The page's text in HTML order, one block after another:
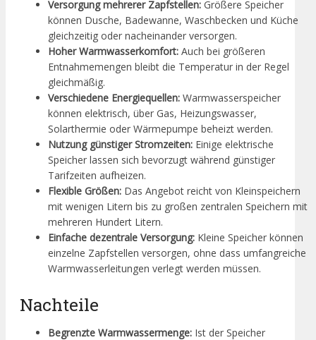
Versorgung mehrerer Zapfstellen: Größere Speicher
können Dusche, Badewanne, Waschbecken und Küche
gleichzeitig oder nacheinander versorgen.
Hoher Warmwasserkomfort: Auch bei größeren
Entnahmemengen bleibt die Temperatur in der Regel
gleichmäßig.
Verschiedene Energiequellen: Warmwasserspeicher
können elektrisch, über Gas, Heizungswasser,
Solarthermie oder Wärmepumpe beheizt werden.
Nutzung günstiger Stromzeiten: Einige elektrische
Speicher lassen sich bevorzugt während günstiger
Tarifzeiten aufheizen.
Flexible Größen: Das Angebot reicht von Kleinspeichern
mit wenigen Litern bis zu großen zentralen Speichern mit
mehreren Hundert Litern.
Einfache dezentrale Versorgung: Kleine Speicher können
einzelne Zapfstellen versorgen, ohne dass umfangreiche
Warmwasserleitungen verlegt werden müssen.
Nachteile
Begrenzte Warmwassermenge: Ist der Speicher